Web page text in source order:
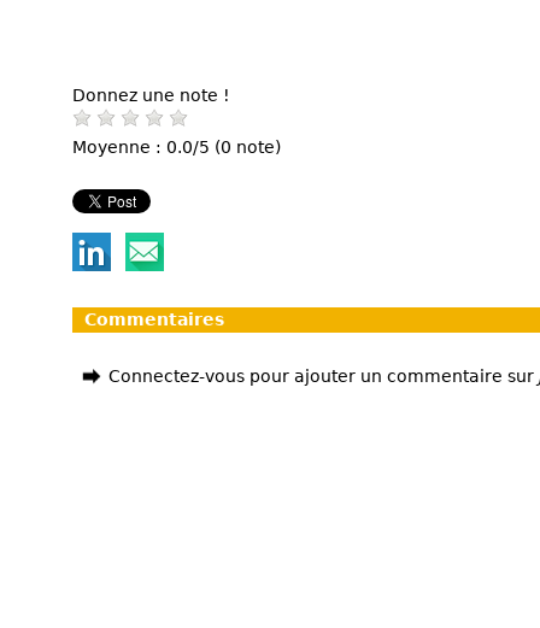
Donnez une note !
Moyenne : 0.0/5 (0 note)
Commentaires
Connectez-vous pour ajouter un commentaire sur